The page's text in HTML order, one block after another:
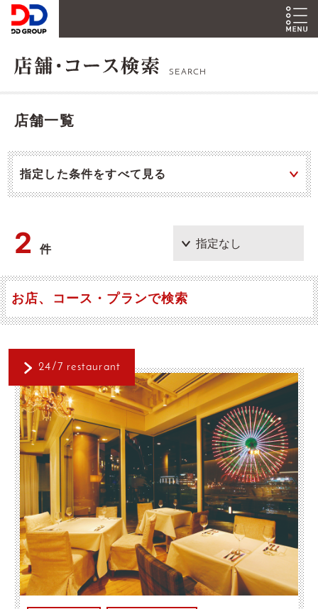
SEARCH
店舗一覧
指定した条件をすべて見る
2件
お店、コース・プランで検索
24/7 restaurant